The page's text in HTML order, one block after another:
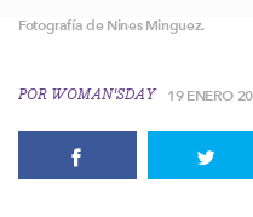
Fotografía de Nines Minguez.
POR WOMAN'SDAY 19 ENERO